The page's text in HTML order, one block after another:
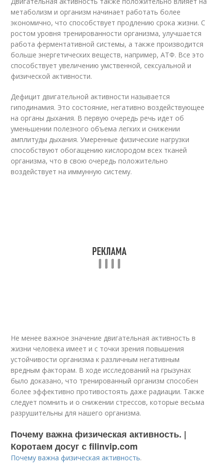
метаболизм и организм начинает работать более
экономично, что способствует продлению срока жизни. С
ростом уровня тренированности организма, улучшается
работа ферментативной системы, а также производится
больше энергетических веществ, например, АТФ. Все это
способствует увеличению умственной, сексуальной и
физической активности.
Дефицит двигательной активности называется
гиподинамия. Это состояние, негативно воздействующее
на органы дыхания. В первую очередь речь идет об
уменьшении полезного объема легких и снижении
амплитуды дыхания. Умеренные физические нагрузки
способствуют обогащению кислородом всех тканей
организма, что в свою очередь положительно
воздействует на иммунную систему.
Не менее важное значение двигательная активность в
жизни человека имеет и с точки зрения повышения
устойчивости организма к различным негативным
вредным факторам. В ходе исследований на грызунах
было доказано, что тренированный организм способен
более эффективно противостоять даже радиации. Также
следует помнить и о снижении стрессов, которые весьма
разрушительны для нашего организма.
Почему важна физическая активность. |
Коротаем досуг с filinvip.com
Почему важна физическая активность.